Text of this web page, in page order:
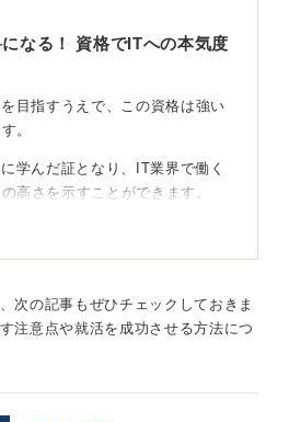
なる！ 資格でITへの本気度
目指すうえで、この資格は強い
。
学んだ証となり、IT業界で働く
高さを示すことができます。
で語れるように
を取得しようと思ったのか？ 学
次の記事もぜひチェックしておきま
注意点や就活を成功させる方法につ